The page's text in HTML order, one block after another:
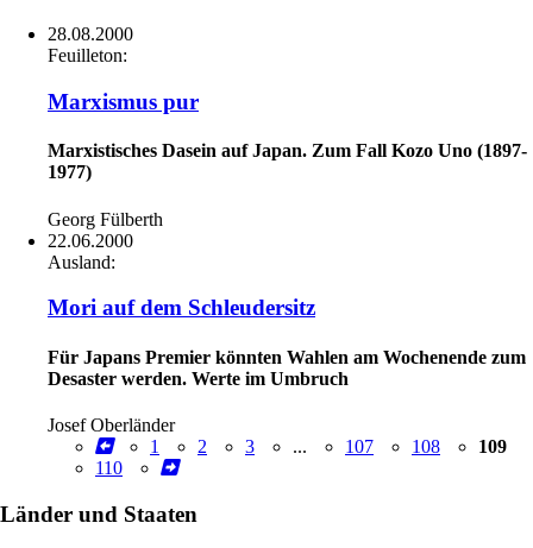
28.08.2000
Feuilleton:
Marxismus pur
Marxistisches Dasein auf Japan. Zum Fall Kozo Uno (1897-
1977)
Georg Fülberth
22.06.2000
Ausland:
Mori auf dem Schleudersitz
Für Japans Premier könnten Wahlen am Wochenende zum
Desaster werden. Werte im Umbruch
Josef Oberländer
1
2 3 ... 107 108
109
110
Länder und Staaten